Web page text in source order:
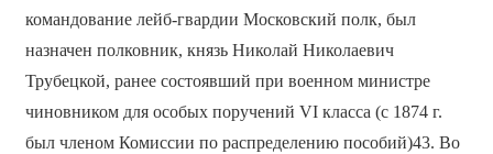
командование лейб-гвардии Московский полк, был
назначен полковник, князь Николай Николаевич
Трубецкой, ранее состоявший при военном министре
чиновником для особых поручений VI класса (с 1874 г.
был членом Комиссии по распределению пособий)43. Во